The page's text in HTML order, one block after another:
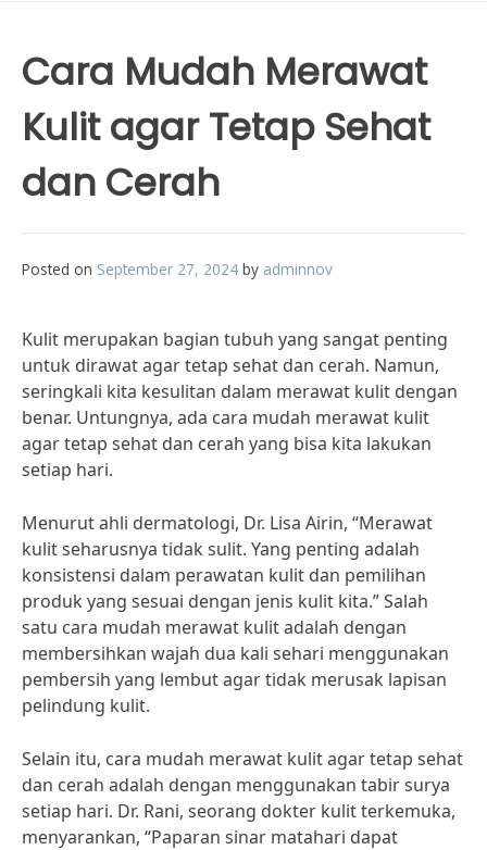
Cara Mudah Merawat
Kulit agar Tetap Sehat
dan Cerah
Posted on September 27, 2024 by adminnov
Kulit merupakan bagian tubuh yang sangat penting
untuk dirawat agar tetap sehat dan cerah. Namun,
seringkali kita kesulitan dalam merawat kulit dengan
benar. Untungnya, ada cara mudah merawat kulit
agar tetap sehat dan cerah yang bisa kita lakukan
setiap hari.
Menurut ahli dermatologi, Dr. Lisa Airin, “Merawat
kulit seharusnya tidak sulit. Yang penting adalah
konsistensi dalam perawatan kulit dan pemilihan
produk yang sesuai dengan jenis kulit kita.” Salah
satu cara mudah merawat kulit adalah dengan
membersihkan wajah dua kali sehari menggunakan
pembersih yang lembut agar tidak merusak lapisan
pelindung kulit.
Selain itu, cara mudah merawat kulit agar tetap sehat
dan cerah adalah dengan menggunakan tabir surya
setiap hari. Dr. Rani, seorang dokter kulit terkemuka,
menyarankan, “Paparan sinar matahari dapat